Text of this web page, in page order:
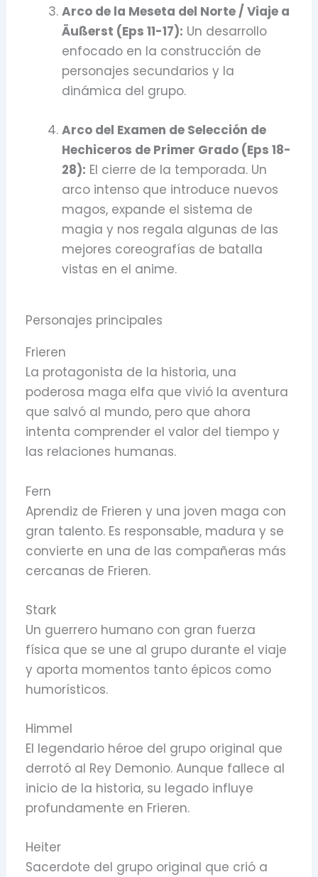
Arco de la Meseta del Norte / Viaje a
Äußerst (Eps 11-17): Un desarrollo
enfocado en la construcción de
personajes secundarios y la
dinámica del grupo.
Arco del Examen de Selección de
Hechiceros de Primer Grado (Eps 18-
28): El cierre de la temporada. Un
arco intenso que introduce nuevos
magos, expande el sistema de
magia y nos regala algunas de las
mejores coreografías de batalla
vistas en el anime.
Personajes principales
Frieren
La protagonista de la historia, una
poderosa maga elfa que vivió la aventura
que salvó al mundo, pero que ahora
intenta comprender el valor del tiempo y
las relaciones humanas.
Fern
Aprendiz de Frieren y una joven maga con
gran talento. Es responsable, madura y se
convierte en una de las compañeras más
cercanas de Frieren.
Stark
Un guerrero humano con gran fuerza
física que se une al grupo durante el viaje
y aporta momentos tanto épicos como
humorísticos.
Himmel
El legendario héroe del grupo original que
derrotó al Rey Demonio. Aunque fallece al
inicio de la historia, su legado influye
profundamente en Frieren.
Heiter
Sacerdote del grupo original que crió a